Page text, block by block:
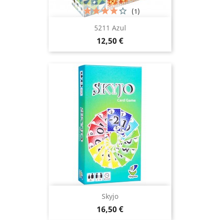
5211 Azul
Prix
12,50 €
(1)
Skyjo
Prix
16,50 €